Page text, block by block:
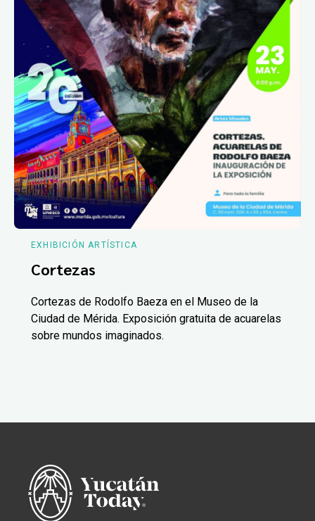
EXHIBICIÓN ARTÍSTICA
Cortezas
Cortezas de Rodolfo Baeza en el Museo de la
Ciudad de Mérida. Exposición gratuita de acuarelas
sobre mundos imaginados.